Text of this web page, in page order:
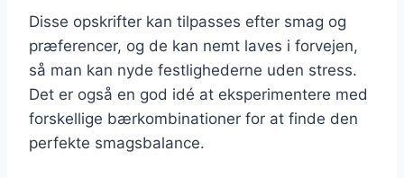
Disse opskrifter kan tilpasses efter smag og
præferencer, og de kan nemt laves i forvejen,
så man kan nyde festlighederne uden stress.
Det er også en god idé at eksperimentere med
forskellige bærkombinationer for at finde den
perfekte smagsbalance.